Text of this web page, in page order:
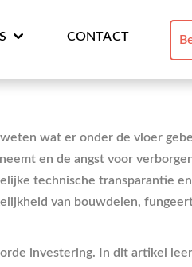
CONTACT
wat er onder de vloer
en de angst voor
technische transparantie
van bouwdelen,
investering. In dit artikel